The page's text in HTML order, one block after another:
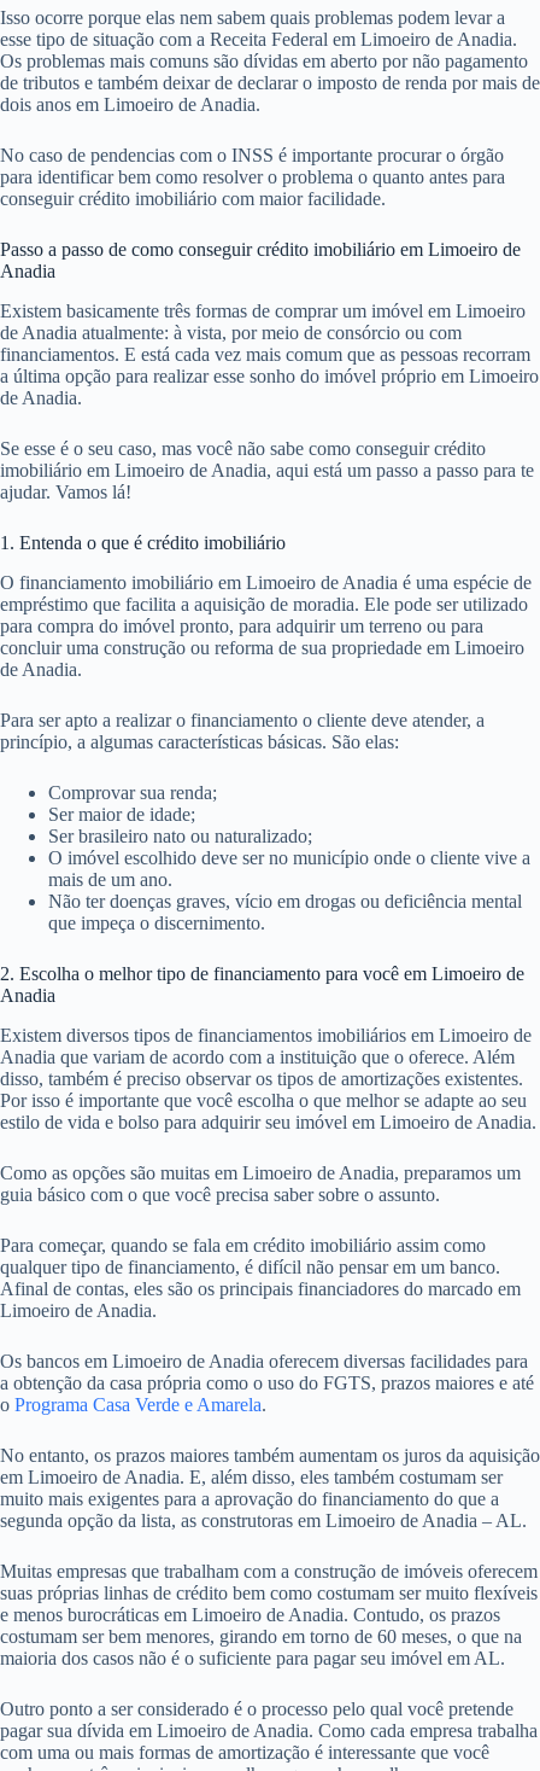
Isso ocorre porque elas nem sabem quais problemas podem levar a
esse tipo de situação com a Receita Federal em Limoeiro de Anadia.
Os problemas mais comuns são dívidas em aberto por não pagamento
de tributos e também deixar de declarar o imposto de renda por mais de
dois anos em Limoeiro de Anadia.
No caso de pendencias com o INSS é importante procurar o órgão
para identificar bem como resolver o problema o quanto antes para
conseguir crédito imobiliário com maior facilidade.
Passo a passo de como conseguir crédito imobiliário em Limoeiro de
Anadia
Existem basicamente três formas de comprar um imóvel em Limoeiro
de Anadia atualmente: à vista, por meio de consórcio ou com
financiamentos. E está cada vez mais comum que as pessoas recorram
a última opção para realizar esse sonho do imóvel próprio em Limoeiro
de Anadia.
Se esse é o seu caso, mas você não sabe como conseguir crédito
imobiliário em Limoeiro de Anadia, aqui está um passo a passo para te
ajudar. Vamos lá!
1. Entenda o que é crédito imobiliário
O financiamento imobiliário em Limoeiro de Anadia é uma espécie de
empréstimo que facilita a aquisição de moradia. Ele pode ser utilizado
para compra do imóvel pronto, para adquirir um terreno ou para
concluir uma construção ou reforma de sua propriedade em Limoeiro
de Anadia.
Para ser apto a realizar o financiamento o cliente deve atender, a
princípio, a algumas características básicas. São elas:
Comprovar sua renda;
Ser maior de idade;
Ser brasileiro nato ou naturalizado;
O imóvel escolhido deve ser no município onde o cliente vive a
mais de um ano.
Não ter doenças graves, vício em drogas ou deficiência mental
que impeça o discernimento.
2. Escolha o melhor tipo de financiamento para você em Limoeiro de
Anadia
Existem diversos tipos de financiamentos imobiliários em Limoeiro de
Anadia que variam de acordo com a instituição que o oferece. Além
disso, também é preciso observar os tipos de amortizações existentes.
Por isso é importante que você escolha o que melhor se adapte ao seu
estilo de vida e bolso para adquirir seu imóvel em Limoeiro de Anadia.
Como as opções são muitas em Limoeiro de Anadia, preparamos um
guia básico com o que você precisa saber sobre o assunto.
Para começar, quando se fala em crédito imobiliário assim como
qualquer tipo de financiamento, é difícil não pensar em um banco.
Afinal de contas, eles são os principais financiadores do marcado em
Limoeiro de Anadia.
Os bancos em Limoeiro de Anadia oferecem diversas facilidades para
a obtenção da casa própria como o uso do FGTS, prazos maiores e até
o Programa Casa Verde e Amarela.
No entanto, os prazos maiores também aumentam os juros da aquisição
em Limoeiro de Anadia. E, além disso, eles também costumam ser
muito mais exigentes para a aprovação do financiamento do que a
segunda opção da lista, as construtoras em Limoeiro de Anadia – AL.
Muitas empresas que trabalham com a construção de imóveis oferecem
suas próprias linhas de crédito bem como costumam ser muito flexíveis
e menos burocráticas em Limoeiro de Anadia. Contudo, os prazos
costumam ser bem menores, girando em torno de 60 meses, o que na
maioria dos casos não é o suficiente para pagar seu imóvel em AL.
Outro ponto a ser considerado é o processo pelo qual você pretende
pagar sua dívida em Limoeiro de Anadia. Como cada empresa trabalha
com uma ou mais formas de amortização é interessante que você